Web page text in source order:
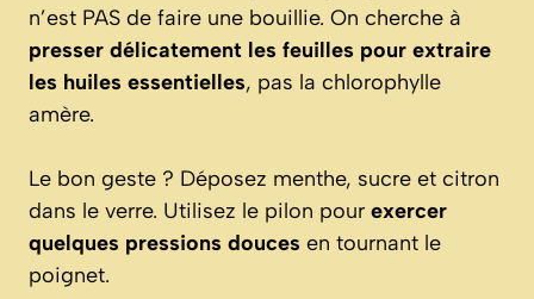
n’est PAS de faire une bouillie. On cherche à
presser délicatement les feuilles pour extraire
les huiles essentielles, pas la chlorophylle
amère.
Le bon geste ? Déposez menthe, sucre et citron
dans le verre. Utilisez le pilon pour exercer
quelques pressions douces en tournant le
poignet.